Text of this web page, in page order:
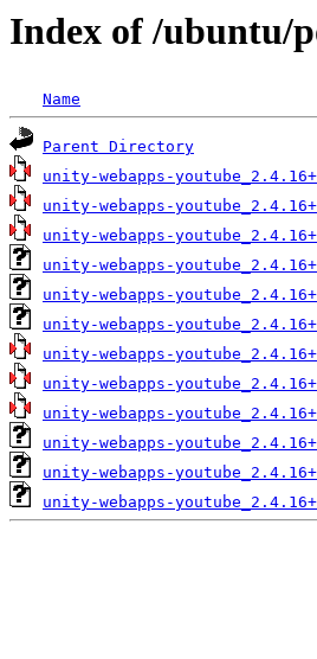
Index of /ubuntu/
Name
Parent Directory
unity-webapps-
unity-webapps-
unity-webapps-
unity-webapps-
unity-webapps-
unity-webapps-
unity-webapps-
unity-webapps-
unity-webapps-
unity-webapps-
unity-webapps-
unity-webapps-